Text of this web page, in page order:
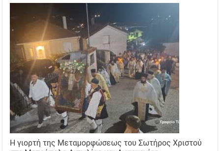
Η γιορτή της Μεταμορφώσεως του Σωτήρος Χριστού